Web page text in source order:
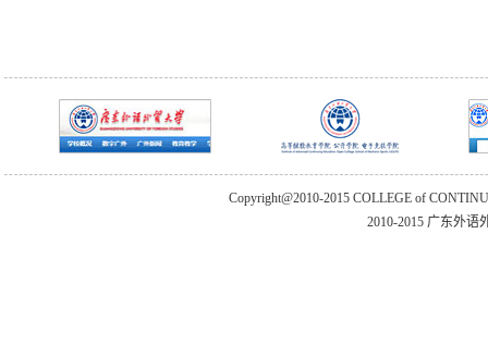
Copyright@2010-2015 COLLEGE of
2010-2015 广东外语